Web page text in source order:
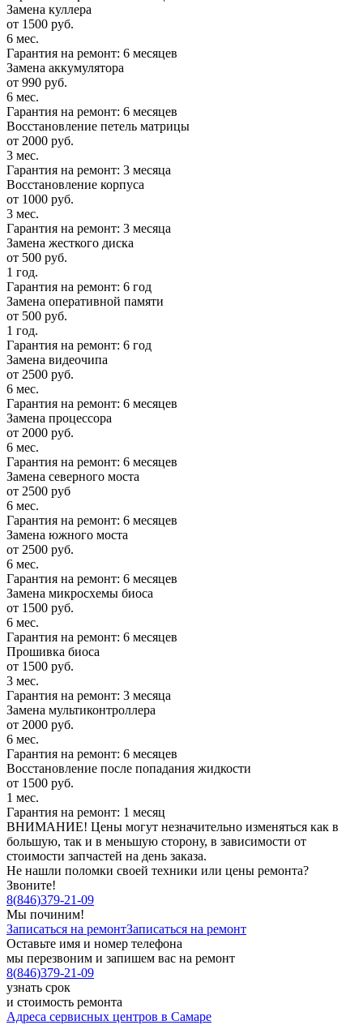
Замена куллера
от 1500 руб.
6 мес.
Гарантия на ремонт: 6 месяцев
Замена аккумулятора
от 990 руб.
6 мес.
Гарантия на ремонт: 6 месяцев
Восстановление петель матрицы
от 2000 руб.
3 мес.
Гарантия на ремонт: 3 месяца
Восстановление корпуса
от 1000 руб.
3 мес.
Гарантия на ремонт: 3 месяца
Замена жесткого диска
от 500 руб.
1 год.
Гарантия на ремонт: 6 год
Замена оперативной памяти
от 500 руб.
1 год.
Гарантия на ремонт: 6 год
Замена видеочипа
от 2500 руб.
6 мес.
Гарантия на ремонт: 6 месяцев
Замена процессора
от 2000 руб.
6 мес.
Гарантия на ремонт: 6 месяцев
Замена северного моста
от 2500 руб
6 мес.
Гарантия на ремонт: 6 месяцев
Замена южного моста
от 2500 руб.
6 мес.
Гарантия на ремонт: 6 месяцев
Замена микросхемы биоса
от 1500 руб.
6 мес.
Гарантия на ремонт: 6 месяцев
Прошивка биоса
от 1500 руб.
3 мес.
Гарантия на ремонт: 3 месяца
Замена мультиконтроллера
от 2000 руб.
6 мес.
Гарантия на ремонт: 6 месяцев
Восстановление после попадания жидкости
от 1500 руб.
1 мес.
Гарантия на ремонт: 1 месяц
ВНИМАНИЕ! Цены могут незначительно изменяться как в
большую, так и в меньшую сторону, в зависимости от
стоимости запчастей на день заказа.
Не нашли поломки своей техники или цены ремонта?
Звоните!
8(846)379-21-09
Мы починим!
Записаться на ремонтЗаписаться на ремонт
Оставьте имя и номер телефона
мы перезвоним и запишем вас на ремонт
8(846)379-21-09
узнать срок
и стоимость ремонта
Адреса сервисных центров в Самаре